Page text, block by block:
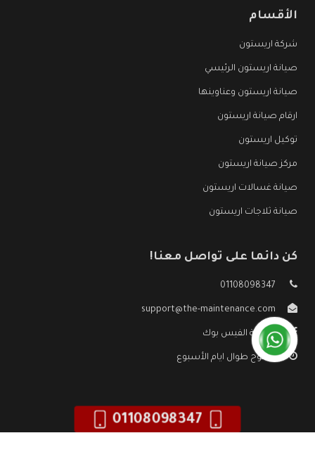
الأقسام
شركة اريستون
صيانة اريستون الرئيسي
صيانة اريستون وعناوينها
ارقام صيانة اريستون
توكيل اريستون
مركز صيانة اريستون
صيانة غسالات اريستون
صيانة ثلاجات اريستون
كن دائما على تواصل معنا!
01108098347
support@the-maintenance.com
صفحة الفيس بوك
مفتوح طوال ايام الأسبوع
01108098347